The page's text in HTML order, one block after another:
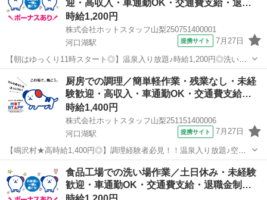
す！ レシピがあるので...迎・高収入・車通勤OK・交通費支給・退…
時給1,200円
株式会社ホットスタッフ山梨250751400001
河口湖駅
提携サイト 7月27日
【朝はゆっくり11時スタート◎】温泉入り放題♪時給1,200円◎洗い
場・調理補助スタッフ募集！ 《 洗い場及び調理補助スタッフ 》 厨
房内での洗い物と 簡単な調理補助をお願いします！ ●洗い場業務 サ
ービス...
山梨 南都留郡 河口湖駅 飲食
厨房での調理／簡単軽作業・残業なし・未経
験歓迎・高収入・車通勤OK・交通費支給…
時給1,400円
株式会社ホットスタッフ山梨251151400006
河口湖駅
提携サイト 7月27日
【鳴沢村★高時給1,400円◎】調理経験者必見！！温泉入り放題♪空調
完備◎きれいな職場で快適◎残業なし◎厨房での調理スタッフ募集！
《 厨房での調理業務全般 》 厨房での調理業務全般をお願いしま
す！ レシピがあるので...
南都留郡 河口湖駅 飲食
食品工場での洗い場作業／土日休み・未経験
歓迎・車通勤OK・交通費支給・退職金制…